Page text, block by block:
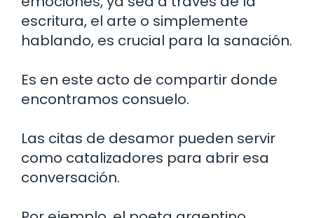
escritura, el arte o simplemente
hablando, es crucial para la sanación.
Es en este acto de compartir donde
encontramos consuelo.
Las citas de desamor pueden servir
como catalizadores para abrir esa
conversación.